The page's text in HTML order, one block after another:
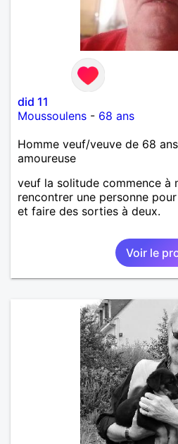
did 11
Moussoulens - 68 ans
Homme veuf/veuve de 68
amoureuse
veuf la solitude commence à
rencontrer une personne
et faire des sorties à deux.
Voir le